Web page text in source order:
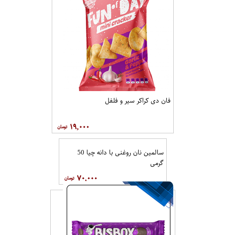
فان دی کراکر سیر و فلفل
۱۹,۰۰۰
سالمین نان روغنی با دانه چیا 50
گرمی
۷۰,۰۰۰